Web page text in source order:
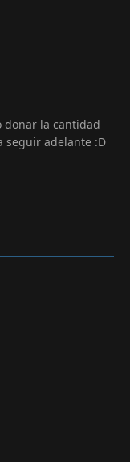
donar la cantidad
seguir adelante :D